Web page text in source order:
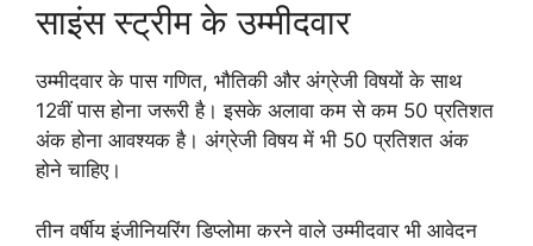
साइंस स्ट्रीम के उम्मीदवार
उम्मीदवार के पास गणित, भौतिकी और अंग्रेजी विषयों के साथ
12वीं पास होना जरूरी है। इसके अलावा कम से कम 50 प्रतिशत
अंक होना आवश्यक है। अंग्रेजी विषय में भी 50 प्रतिशत अंक
होने चाहिए।
तीन वर्षीय इंजीनियरिंग डिप्लोमा करने वाले उम्मीदवार भी आवेदन